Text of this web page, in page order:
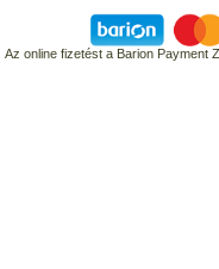
Az online fizetést a Barion Payment